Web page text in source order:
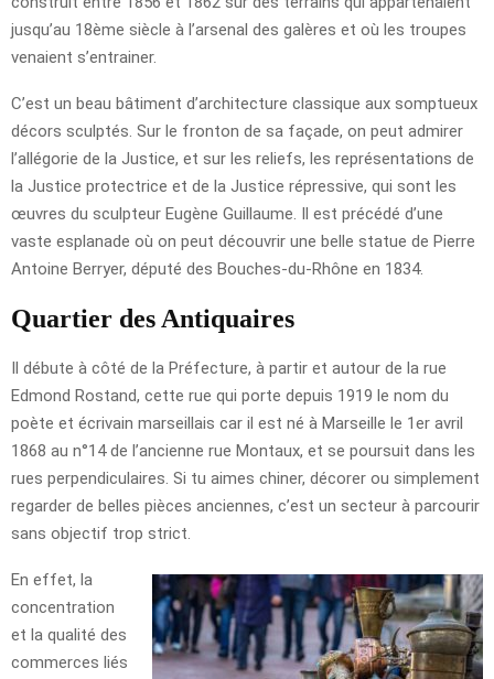
jusqu’au 18ème siècle à l’arsenal des galères et où les troupes
venaient s’entrainer.
C’est un beau bâtiment d’architecture classique aux somptueux
décors sculptés. Sur le fronton de sa façade, on peut admirer
l’allégorie de la Justice, et sur les reliefs, les représentations de
la Justice protectrice et de la Justice répressive, qui sont les
œuvres du sculpteur Eugène Guillaume. Il est précédé d’une
vaste esplanade où on peut découvrir une belle statue de Pierre
Antoine Berryer, député des Bouches-du-Rhône en 1834.
Quartier des Antiquaires
Il débute à côté de la Préfecture, à partir et autour de la rue
Edmond Rostand, cette rue qui porte depuis 1919 le nom du
poète et écrivain marseillais car il est né à Marseille le 1er avril
1868 au n°14 de l’ancienne rue Montaux, et se poursuit dans les
rues perpendiculaires. Si tu aimes chiner, décorer ou simplement
regarder de belles pièces anciennes, c’est un secteur à parcourir
sans objectif trop strict.
En effet, la
concentration
et la qualité des
commerces liés